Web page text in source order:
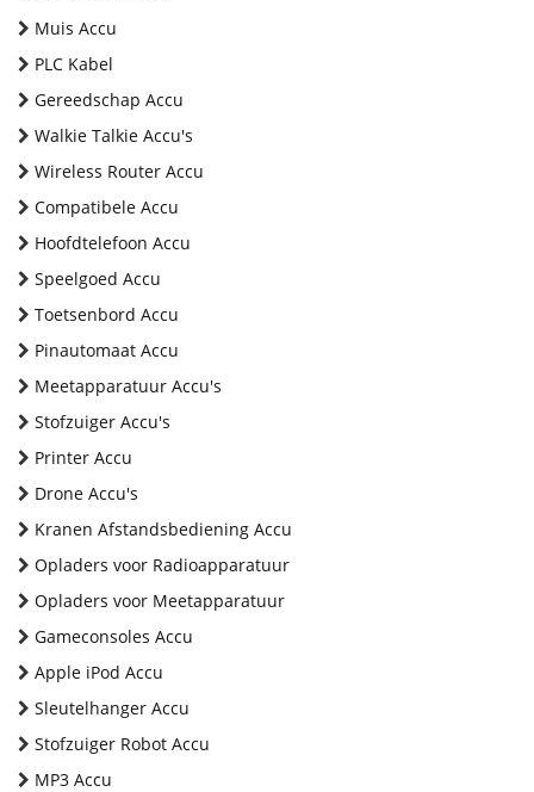
Muis Accu
PLC Kabel
Gereedschap Accu
Walkie Talkie Accu's
Wireless Router Accu
Compatibele Accu
Hoofdtelefoon Accu
Speelgoed Accu
Toetsenbord Accu
Pinautomaat Accu
Meetapparatuur Accu's
Stofzuiger Accu's
Printer Accu
Drone Accu's
Kranen Afstandsbediening Accu
Opladers voor Radioapparatuur
Opladers voor Meetapparatuur
Gameconsoles Accu
Apple iPod Accu
Sleutelhanger Accu
Stofzuiger Robot Accu
MP3 Accu